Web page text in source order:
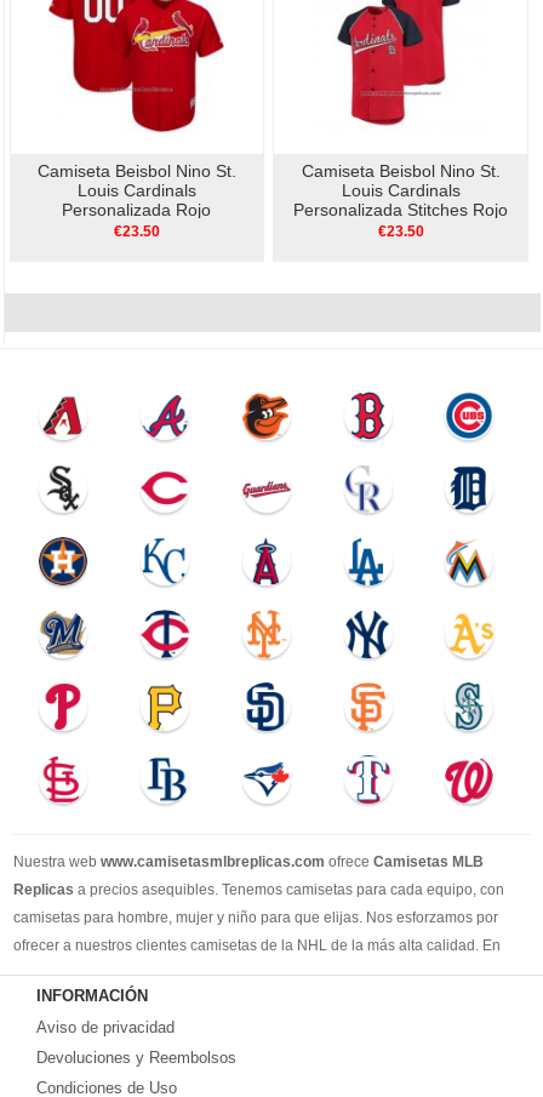
Camiseta Beisbol Nino St.
Louis Cardinals
Personalizada Rojo
€23.50
Camiseta Beisbol Nino St.
Louis Cardinals
Personalizada Stitches Rojo
Azul
€23.50
Nuestra web www.camisetasmlbreplicas.com ofrece Camisetas MLB
Replicas a precios asequibles. Tenemos camisetas para cada equipo, con
camisetas para hombre, mujer y niño para que elijas. Nos esforzamos por
ofrecer a nuestros clientes camisetas de la NHL de la más alta calidad. En
2025, brindaremos el mejor servicio y le permitiremos comprar los mejores
productos de camisetas de la NHL.
INFORMACIÓN
Aviso de privacidad
Devoluciones y Reembolsos
Condiciones de Uso